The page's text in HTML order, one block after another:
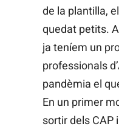
de la plantilla,
quedat petits.
ja teníem un
professionals
pandèmia el
En un primer
sortir dels CAP